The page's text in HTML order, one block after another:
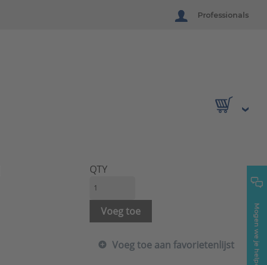
Professionals
Mogen we je helpen?
QTY
Voeg toe
Voeg toe aan favorietenlijst